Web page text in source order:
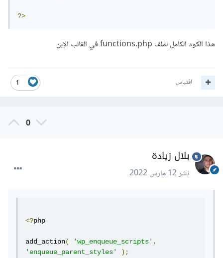
?>
هذا الكود الكامل لملف functions.php في القالب الإبن
1 اقتباس
0
بلال زيادة
نشر12 مارس 2022
<?php
add_action( 'wp_enqueue_scripts',
'enqueue_parent_styles'
);